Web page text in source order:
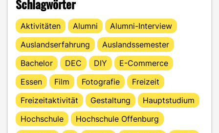
Schlagwörter
Aktivitäten Alumni
Alumni-Interview
Auslandserfahrung
Auslandssemester
Bachelor
DEC DIY
E-Commerce
Essen
Film Fotografie
Freizeit
Freizeitaktivität
Gestaltung
Hauptstudium
Hochschule
Hochschule Offenburg